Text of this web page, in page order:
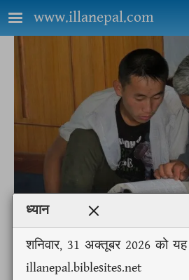
Skip to main content
www.illanepal.com
ध्यान
शनिवार, 31 अक्तूबर 2026 को
illanepal.biblesites.net